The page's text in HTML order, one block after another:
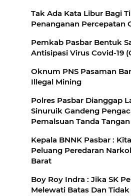
Tak Ada Kata Libur Bagi
Penanganan Percepatan
Pemkab Pasbar Bentuk
Antisipasi Virus Covid-19
Oknum PNS Pasaman
Illegal Mining
Polres Pasbar Dianggap
Sinuruik Gandeng
Pemalsuan Tanda Tangan
Kepala BNNK Pasbar :
Peluang Peredaran
Barat
Boy Roy Indra : Jika SK
Melewati Batas Dan